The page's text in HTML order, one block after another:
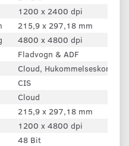
1200 x 2400 dpi
215,9 x 297,18 mm
4800 x 4800 dpi
Fladvogn & ADF
Cloud, Hukommelseskort,
CIS
Cloud
215,9 x 297,18 mm
1200 x 4800 dpi
48 Bit